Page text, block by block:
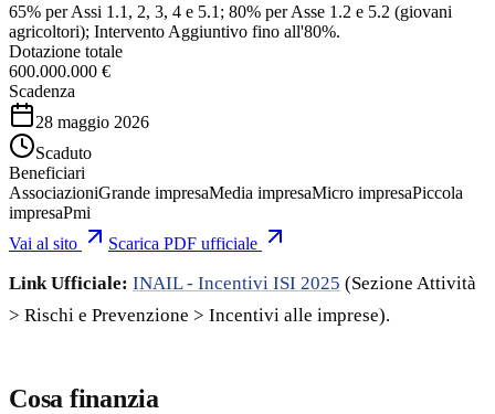
65% per Assi 1.1, 2, 3, 4 e 5.1; 80% per Asse 1.2 e 5.2 (giovani
agricoltori); Intervento Aggiuntivo fino all'80%.
Dotazione totale
600.000.000 €
Scadenza
28 maggio 2026
Scaduto
Beneficiari
AssociazioniGrande impresaMedia impresaMicro impresaPiccola
impresaPmi
Vai al sito
Scarica PDF ufficiale
Link Ufficiale: INAIL - Incentivi ISI 2025 (Sezione Attività
> Rischi e Prevenzione > Incentivi alle imprese).
Cosa finanzia